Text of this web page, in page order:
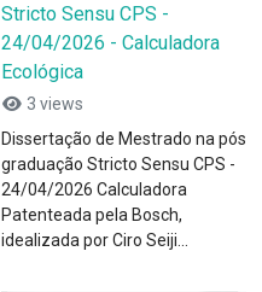
Stricto Sensu CPS -
24/04/2026 - Calculadora
Ecológica
3 views
Dissertação de Mestrado na pós
graduação Stricto Sensu CPS -
24/04/2026 Calculadora
Patenteada pela Bosch,
idealizada por Ciro Seiji...